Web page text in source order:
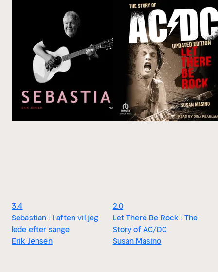
3.4
Sebastian : I aften vil jeg
lede efter sange
Erik Jensen
2.0
Let There Be Rock : The
Story of AC/DC
Susan Masino